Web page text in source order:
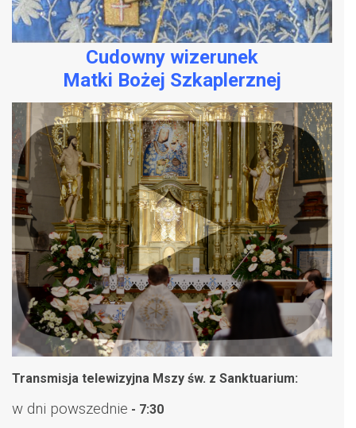
Cudowny wizerunek
Matki Bożej Szkaplerznej
Transmisja telewizyjna Mszy św. z Sanktuarium:
w dni powszednie - 7:30